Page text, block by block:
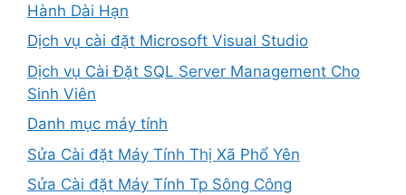
Hành Dài Hạn
Dịch vụ cài đặt Microsoft Visual Studio
Dịch vụ Cài Đặt SQL Server Management Cho
Sinh Viên
Danh mục máy tính
Sửa Cài đặt Máy Tính Thị Xã Phổ Yên
Sửa Cài đặt Máy Tính Tp Sông Công